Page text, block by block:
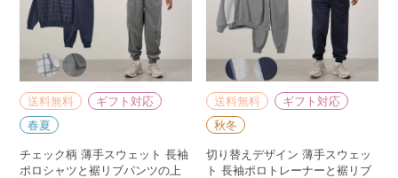
送料無料
ギフト対応
春夏
チェック柄 薄手スウェット 長袖
ポロシャツと裾リブパンツの上
送料無料
ギフト対応
秋冬
切り替えデザイン 薄手スウェッ
ト 長袖ポロトレーナーと裾リブ